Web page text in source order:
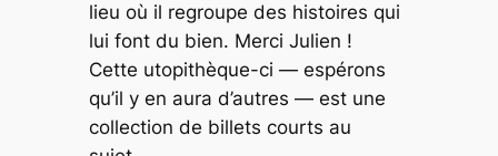
lieu où il regroupe des histoires qui
lui font du bien. Merci Julien !
Cette utopithèque-ci — espérons
qu’il y en aura d’autres — est une
collection de billets courts au